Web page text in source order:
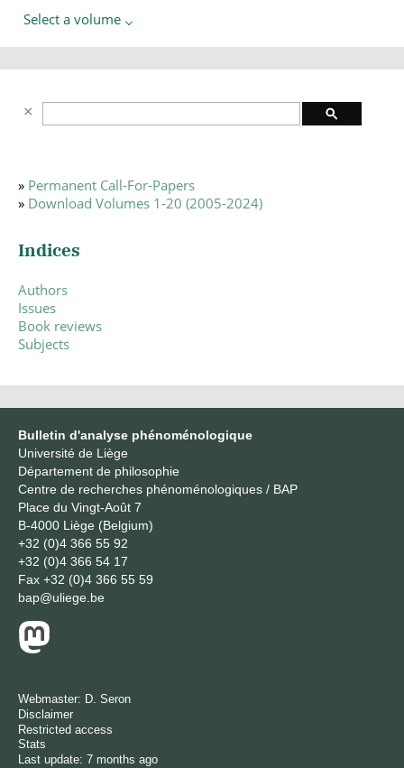
Select a volume
» Permanent Call-For-Papers
» Download Volumes 1-20 (2005-2024)
Indices
Authors
Issues
Book reviews
Subjects
Bulletin d'analyse phénoménologique
Université de Liège
Département de philosophie
Centre de recherches phénoménologiques / BAP
Place du Vingt-Août 7
B-4000 Liège (Belgium)
+32 (0)4 366 55 92
+32 (0)4 366 54 17
Fax +32 (0)4 366 55 59
bap@uliege.be
Webmaster: D. Seron
Disclaimer
Restricted access
Stats
Last update: 7 months ago